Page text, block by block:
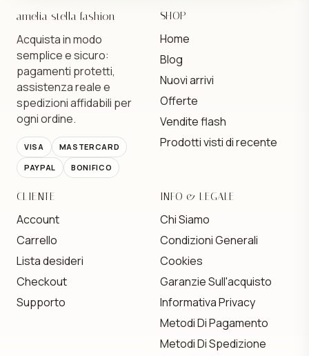
amelia stella fashion
Acquista in modo
semplice e sicuro:
pagamenti protetti,
assistenza reale e
spedizioni affidabili per
ogni ordine.
VISA
MASTERCARD
PAYPAL
BONIFICO
SHOP
Home
Blog
Nuovi arrivi
Offerte
Vendite flash
Prodotti visti di recente
CLIENTE
Account
Carrello
Lista desideri
Checkout
Supporto
INFO & LEGALE
Chi Siamo
Condizioni Generali
Cookies
Garanzie Sull'acquisto
Informativa Privacy
Metodi Di Pagamento
Metodi Di Spedizione